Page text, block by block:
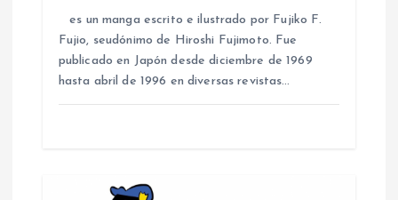
es un manga escrito e ilustrado por Fujiko F.
Fujio, seudónimo de Hiroshi Fujimoto.​ Fue
publicado en Japón desde diciembre de 1969
hasta abril de 1996 en diversas revistas…